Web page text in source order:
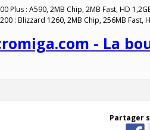
Plus : A590, 2MB Chip, 2MB Fast, HD
: Blizzard 1260, 2MB Chip, 256MB Fast,
- La
Partager